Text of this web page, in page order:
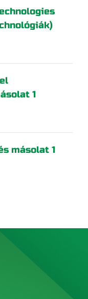
1
másolat 1